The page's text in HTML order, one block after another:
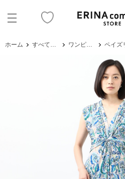
ホーム すべてのアイテム ワンピース・サロペット ペイズリーフラ